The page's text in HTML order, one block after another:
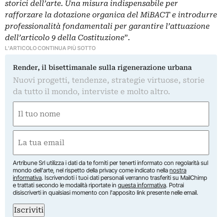
storici dell’arte. Una misura indispensabile per
rafforzare la dotazione organica del MiBACT e introdurre
professionalità fondamentali per garantire l’attuazione
dell’articolo 9 della Costituzione”.
L'ARTICOLO CONTINUA PIÙ SOTTO
Render, il bisettimanale sulla rigenerazione urbana
Nuovi progetti, tendenze, strategie virtuose, storie
da tutto il mondo, interviste e molto altro.
(Required)
First
(Required)
Artribune Srl utilizza i dati da te forniti per tenerti informato con regolarità sul
mondo dell'arte, nel rispetto della privacy come indicato nella nostra
informativa. Iscrivendoti i tuoi dati personali verranno trasferiti su MailChimp
e trattati secondo le modalità riportate in questa informativa. Potrai
disiscriverti in qualsiasi momento con l'apposito link presente nelle email.
Iscriviti